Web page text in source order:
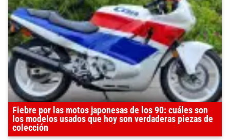
Fiebre por las motos japonesas de los 90: cuáles son
los modelos usados que hoy son verdaderas piezas de
colección